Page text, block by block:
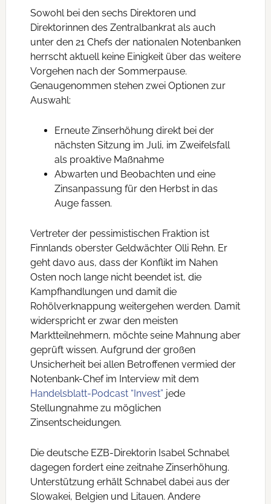
Sowohl bei den sechs Direktoren und
Direktorinnen des Zentralbankrat als auch
unter den 21 Chefs der nationalen Notenbanken
herrscht aktuell keine Einigkeit über das weitere
Vorgehen nach der Sommerpause.
Genaugenommen stehen zwei Optionen zur
Auswahl:
Erneute Zinserhöhung direkt bei der
nächsten Sitzung im Juli, im Zweifelsfall
als proaktive Maßnahme
Abwarten und Beobachten und eine
Zinsanpassung für den Herbst in das
Auge fassen.
Vertreter der pessimistischen Fraktion ist
Finnlands oberster Geldwächter Olli Rehn. Er
geht davo aus, dass der Konflikt im Nahen
Osten noch lange nicht beendet ist, die
Kampfhandlungen und damit die
Rohölverknappung weitergehen werden. Damit
widerspricht er zwar den meisten
Marktteilnehmern, möchte seine Mahnung aber
geprüft wissen. Aufgrund der großen
Unsicherheit bei allen Betroffenen vermied der
Notenbank-Chef im Interview mit dem
Handelsblatt-Podcast “Invest” jede
Stellungnahme zu möglichen
Zinsentscheidungen.
Die deutsche EZB-Direktorin Isabel Schnabel
dagegen fordert eine zeitnahe Zinserhöhung.
Unterstützung erhält Schnabel dabei aus der
Slowakei, Belgien und Litauen. Andere